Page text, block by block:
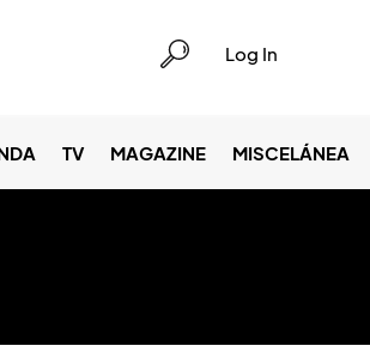
Log In
TV MAGAZINE MISCELÁNEA